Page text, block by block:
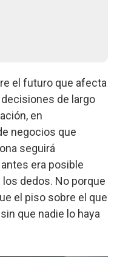
el futuro que afecta
de largo
en
negocios que
seguirá
era posible
dedos. No porque
el piso sobre el que
que nadie lo haya